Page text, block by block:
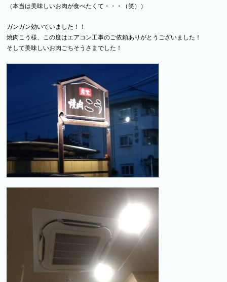
（本当は美味しいお肉が食べたくて・・・（笑））
ガンガン効いていました！！
焼肉こう様、この度はエアコン工事のご依頼ありがとうございました！
そして美味しいお肉ごちそうさまでした！